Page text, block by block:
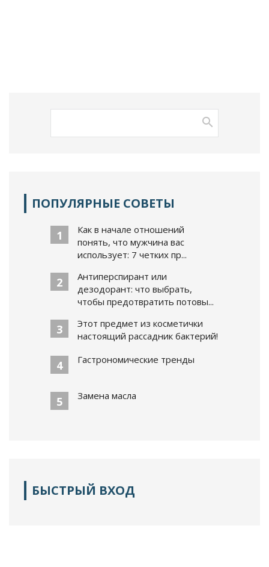
ПОПУЛЯРНЫЕ СОВЕТЫ
1
Как в начале отношений
понять, что мужчина вас
использует: 7 четких пр...
2
Антиперспирант или
дезодорант: что выбрать,
чтобы предотвратить потовы...
3
Этот предмет из косметички
настоящий рассадник бактерий!
4 Гастрономические тренды
5 Замена масла
БЫСТРЫЙ ВХОД